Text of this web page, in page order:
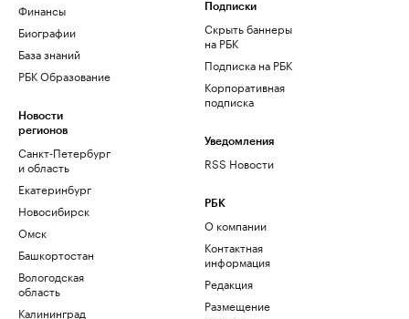
Финансы
Биографии
База знаний
РБК Образование
Новости
регионов
Санкт-Петербург
и область
Екатеринбург
Новосибирск
Омск
Башкортостан
Вологодская
область
Калининград
Подписки
Скрыть баннеры
на РБК
Подписка на РБК
Корпоративная
подписка
Уведомления
RSS Новости
РБК
О компании
Контактная
информация
Редакция
Размещение